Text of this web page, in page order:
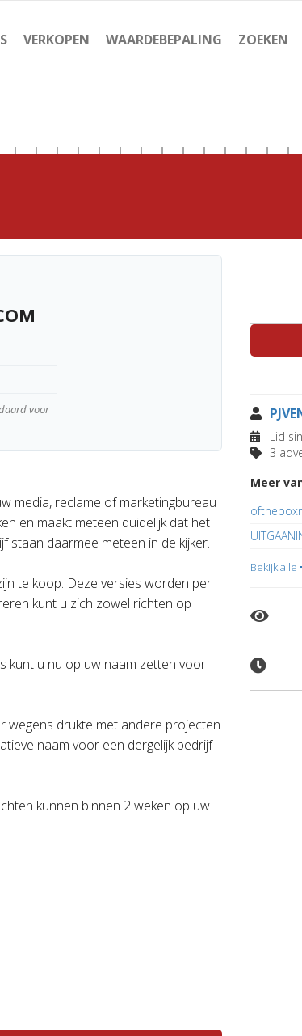
VERKOPEN WAARDEBEPALING ZOEKEN
voor
media, reclame of marketingbureau
en maakt meteen duidelijk dat het
staan daarmee meteen in de kijker.
te koop. Deze versies worden per
kunt u zich zowel richten op
kunt u nu op uw naam zetten voor
wegens drukte met andere projecten
naam voor een dergelijk bedrijf
kunnen binnen 2 weken op uw
Lid
3
Meer
Bekijk alle